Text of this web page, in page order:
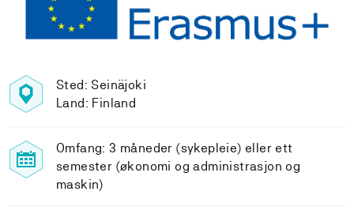
Sted: Seinäjoki
Land: Finland
Omfang: 3 måneder (sykepleie) eller ett
semester (økonomi og administrasjon og
maskin)